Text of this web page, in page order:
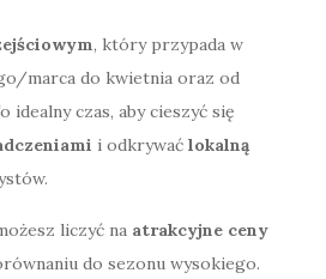
, który przypada w
marca do kwietnia oraz od
idealny czas, aby cieszyć się
i odkrywać lokalną
liczyć na atrakcyjne ceny
do sezonu wysokiego.